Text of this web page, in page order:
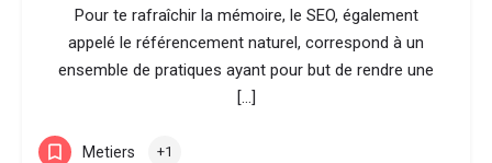
Pour te rafraîchir la mémoire, le SEO, également
appelé le référencement naturel, correspond à un
ensemble de pratiques ayant pour but de rendre une
[…]
Metiers +1